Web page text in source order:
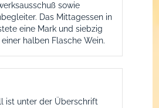
sowie
Das Mittagessen in
eine Mark und siebzig
halben Flasche Wein.
ist unter der Überschrift